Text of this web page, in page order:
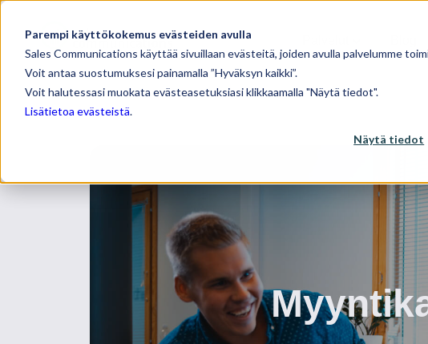
Parempi käyttökokemus evästeiden avulla
Sales Communications käyttää sivuillaan evästeitä, joiden avulla palvelumme
Voit antaa suostumuksesi painamalla ”Hyväksyn kaikki”.
Voit halutessasi muokata evästeasetuksiasi klikkaamalla "Näytä tiedot".
Lisätietoa evästeistä.
Näytä tiedot